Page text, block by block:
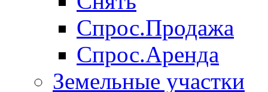
Спрос.Продажа
Спрос.Аренда
Земельные участки